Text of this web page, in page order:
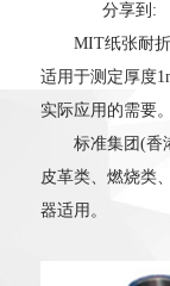
分享到:
MIT纸张耐折度
适用于测定厚度
实际应用的需要。
标准集团(香港)
皮革类、燃烧类
器适用。